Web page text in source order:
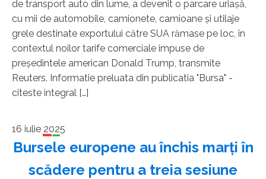
de transport auto din lume, a devenit o parcare uriaşă,
cu mii de automobile, camionete, camioane şi utilaje
grele destinate exportului către SUA rămase pe loc, în
contextul noilor tarife comerciale impuse de
preşedintele american Donald Trump, transmite
Reuters. Informatie preluata din publicatia "Bursa" -
citeste integral […]
16 iulie 2025
Bursele europene au închis marţi în
scădere pentru a treia sesiune